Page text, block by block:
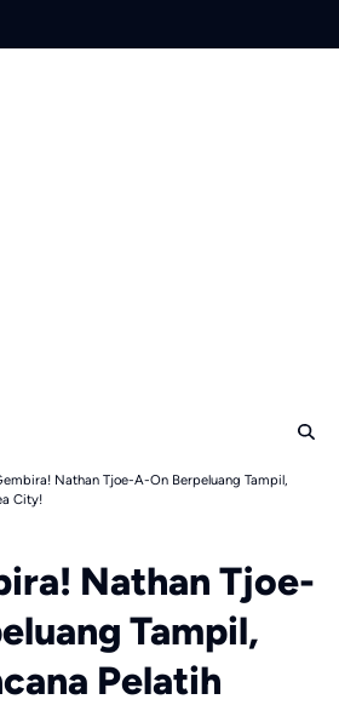
Nathan Tjoe-A-On Berpeluang Tampil,
City!
Nathan Tjoe-
Tampil,
Pelatih